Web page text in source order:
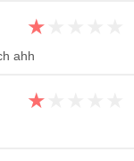
★
ahh
★